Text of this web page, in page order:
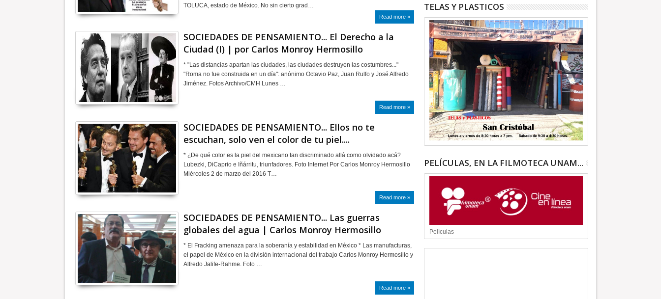
TOLUCA, estado de México. No sin cierto grad…
Read more »
SOCIEDADES DE PENSAMIENTO... El Derecho a la
Ciudad (I) | por Carlos Monroy Hermosillo
* "Las distancias apartan las ciudades, las ciudades destruyen las costumbres..."
"Roma no fue construida en un día": anónimo Octavio Paz, Juan Rulfo y José Alfredo
Jiménez. Fotos Archivo/CMH Lunes …
Read more »
SOCIEDADES DE PENSAMIENTO... Ellos no te
escuchan, solo ven el color de tu piel....
* ¿De qué color es la piel del mexicano tan discriminado allá como olvidado acá?
Lubezki, DiCaprio e Iñárritu, triunfadores. Foto Internet Por Carlos Monroy Hermosillo
Miércoles 2 de marzo del 2016 T…
Read more »
SOCIEDADES DE PENSAMIENTO... Las guerras
globales del agua | Carlos Monroy Hermosillo
* El Fracking amenaza para la soberanía y estabilidad en México * Las manufacturas,
el papel de México en la división internacional del trabajo Carlos Monroy Hermosillo y
Alfredo Jalife-Rahme. Foto …
Read more »
TELAS Y PLASTICOS
PELÍCULAS, EN LA FILMOTECA UNAM...
Películas